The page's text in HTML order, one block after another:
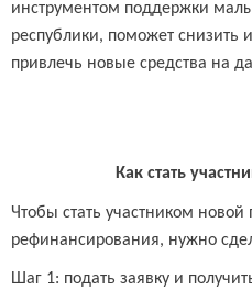
инструментом поддержки
республики, поможет снизить
привлечь новые средства на
Как стать
Чтобы стать участником
рефинансирования, нужно
Шаг 1: подать заявку и